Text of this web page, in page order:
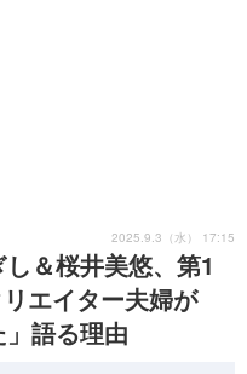
し＆桜井美悠、第1
エイター夫婦が
」語る理由
2025.9.3（水） 17:15